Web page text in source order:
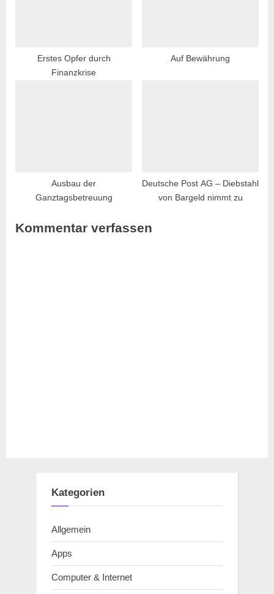
Erstes Opfer durch
Finanzkrise
Auf Bewährung
Ausbau der
Ganztagsbetreuung
Deutsche Post AG – Diebstahl
von Bargeld nimmt zu
Kommentar verfassen
Kategorien
Allgemein
Apps
Computer & Internet